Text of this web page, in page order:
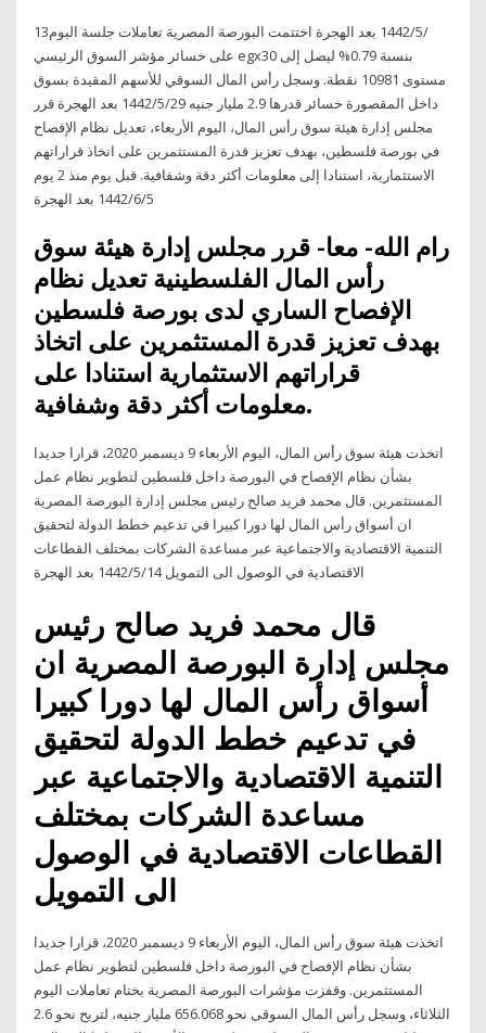
13‏‏/5‏‏/1442 بعد الهجرة اختتمت البورصة المصرية تعاملات جلسة اليوم
على خسائر مؤشر السوق الرئيسي egx30 بنسبة 0.79% ليصل إلى
مستوى 10981 نقطة. وسجل رأس المال السوقي للأسهم المقيدة بسوق
داخل المقصورة خسائر قدرها 2.9 مليار جنيه 29‏‏/5‏‏/1442 بعد الهجرة قرر
مجلس إدارة هيئة سوق رأس المال، اليوم الأربعاء، تعديل نظام الإفصاح
في بورصة فلسطين، بهدف تعزيز قدرة المستثمرين على اتخاذ قراراتهم
الاستثمارية، استنادا إلى معلومات أكثر دقة وشفافية. قبل يوم منذ 2 يوم
5‏‏/6‏‏/1442 بعد الهجرة
رام الله- معا- قرر مجلس إدارة هيئة سوق
رأس المال الفلسطينية تعديل نظام
الإفصاح الساري لدى بورصة فلسطين
بهدف تعزيز قدرة المستثمرين على اتخاذ
قراراتهم الاستثمارية استنادا على
معلومات أكثر دقة وشفافية.
اتخذت هيئة سوق رأس المال، اليوم الأربعاء 9 ديسمبر 2020، قرارا جديدا
بشأن نظام الإفصاح في البورصة داخل فلسطين لتطوير نظام عمل
المستثمرين. قال محمد فريد صالح رئيس مجلس إدارة البورصة المصرية
ان أسواق رأس المال لها دورا كبيرا في تدعيم خطط الدولة لتحقيق
التنمية الاقتصادية والاجتماعية عبر مساعدة الشركات بمختلف القطاعات
الاقتصادية في الوصول الى التمويل 14‏‏/5‏‏/1442 بعد الهجرة
قال محمد فريد صالح رئيس
مجلس إدارة البورصة المصرية ان
أسواق رأس المال لها دورا كبيرا
في تدعيم خطط الدولة لتحقيق
التنمية الاقتصادية والاجتماعية عبر
مساعدة الشركات بمختلف
القطاعات الاقتصادية في الوصول
الى التمويل
اتخذت هيئة سوق رأس المال، اليوم الأربعاء 9 ديسمبر 2020، قرارا جديدا
بشأن نظام الإفصاح في البورصة داخل فلسطين لتطوير نظام عمل
المستثمرين. وقفزت مؤشرات البورصة المصرية بختام تعاملات اليوم
الثلاثاء، وسجل رأس المال السوقى نحو 656.068 مليار جنيه، لتربح نحو 2.6